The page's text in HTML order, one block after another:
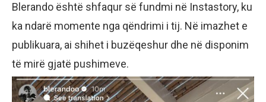
Blerando është shfaqur së fundmi në Instastory, ku
ka ndarë momente nga qëndrimi i tij. Në imazhet e
publikuara, ai shihet i buzëqeshur dhe në disponim
të mirë gjatë pushimeve.